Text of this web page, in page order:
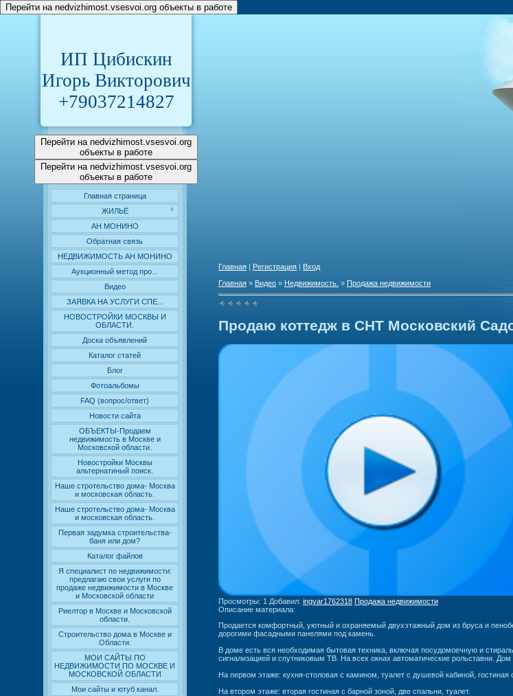
Перейти на nedvizhimost.vsesvoi.org объекты в работе
ИП Цибискин
Игорь Викторович
+79037214827
Перейти на nedvizhimost.vsesvoi.org
объекты в работе
Перейти на nedvizhimost.vsesvoi.org
объекты в работе
Главная страница
ЖИЛЬЁ
АН МОНИНО
Обратная связь
НЕДВИЖИМОСТЬ АН МОНИНО
Аукционный метод про...
Видео
ЗАЯВКА НА УСЛУГИ СПЕ...
НОВОСТРОЙКИ МОСКВЫ И
ОБЛАСТИ.
Доска объявлений
Каталог статей
Блог
Фотоальбомы
FAQ (вопрос/ответ)
Новости сайта
ОБЪЕКТЫ-Продаем
недвижимость в Москве и
Московской области.
Новостройки Москвы
альтернатиный поиск.
Наше стротельство дома- Москва
и московская область.
Наше стротельство дома- Москва
и московская область.
Первая задумка строительства-
баня или дом?
Каталог файлов
Я специалист по недвижимости:
предлагаю свои услуги по
продаже недвижимости в Москве
и Московской области
Риелтор в Москве и Московской
области.
Строительство дома в Москве и
Области.
МОИ САЙТЫ ПО
НЕДВИЖИМОСТИ ПО МОСКВЕ И
МОСКОВСКОЙ ОБЛАСТИ
Мои сайты и ютуб канал.
Главная | Регистрация | Вход
Главная » Видео » Недвижимость. » Продажа недвижимости
Продаю коттедж в СНТ Московский
Просмотры: 1 Добавил: ingvar1762318 Продажа недвижимости
Описание материала:
Продается комфортный, уютный и охраняемый двухэтажный дом из бруса и
дорогими фасадными панелями под камень.
В доме есть вся необходимая бытовая техника, включая посудомоечную и
сигнализацией и спутниковым ТВ. На всех окнах автоматические рольставни.
На первом этаже: кухня-столовая с камином, туалет с душевой кабиной,
На втором этаже: вторая гостиная с барной зоной, две спальни, туалет.